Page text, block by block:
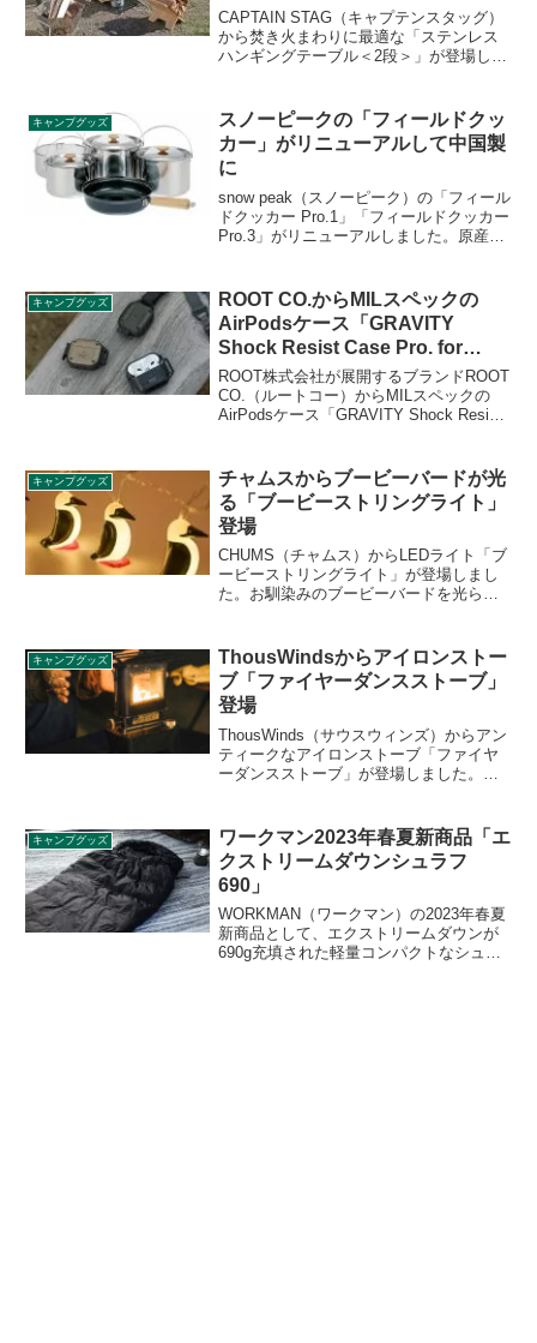
CAPTAIN STAG（キャプテンスタッグ）
から焚き火まわりに最適な「ステンレス
ハンギングテーブル＜2段＞」が登場しま
しています。詳細をレビューします。
キャンプグッズ
スノーピークの「フィールドクッ
カー」がリニューアルして中国製
に
snow peak（スノーピーク）の「フィール
ドクッカー Pro.1」「フィールドクッカー
Pro.3」がリニューアルしました。原産
ます。これまでの日本製から中国製に変
更されました。詳細をレビューします。
キャンプグッズ
ROOT CO.からMILスペックの
AirPodsケース「GRAVITY
Shock Resist Case Pro. for
AirPods/AirPods Pro」登場
ROOT株式会社が展開するブランドROOT
CO.（ルートコー）からMILスペックの
AirPodsケース「GRAVITY Shock Resist
も安心してAirPodsを持ち歩くことができ
ます。詳細をレビューします。
キャンプグッズ
チャムスからブービーバードが光
る「ブービーストリングライト」
登場
CHUMS（チャムス）からLEDライト「ブ
ービーストリングライト」が登場しまし
た。お馴染みのブービーバードを光らせ
詳細をレビューします。
キャンプグッズ
ThousWindsからアイロンストー
ブ「ファイヤーダンスストーブ」
登場
ThousWinds（サウスウィンズ）からアン
ティークなアイロンストーブ「ファイヤ
ーダンスストーブ」が登場しました。コ
る冬キャンプに活躍するアイテムです。
詳細をレビューします。
キャンプグッズ
ワークマン2023年春夏新商品「エ
クストリームダウンシュラフ
690」
WORKMAN（ワークマン）の2023年春夏
新商品として、エクストリームダウンが
690g充填された軽量コンパクトなシュラ